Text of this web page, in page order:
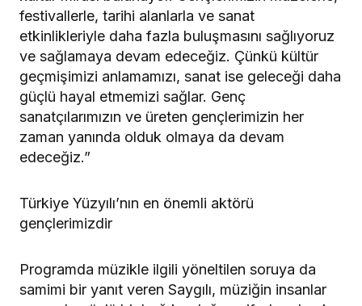
festivallerle, tarihi alanlarla ve sanat
etkinlikleriyle daha fazla buluşmasını sağlıyoruz
ve sağlamaya devam edeceğiz. Çünkü kültür
geçmişimizi anlamamızı, sanat ise geleceği daha
güçlü hayal etmemizi sağlar. Genç
sanatçılarımızın ve üreten gençlerimizin her
zaman yanında olduk olmaya da devam
edeceğiz.”
Türkiye Yüzyılı’nın en önemli aktörü
gençlerimizdir
Programda müzikle ilgili yöneltilen soruya da
samimi bir yanıt veren Saygılı, müziğin insanlar